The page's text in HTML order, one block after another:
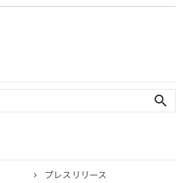
search
プレスリリース